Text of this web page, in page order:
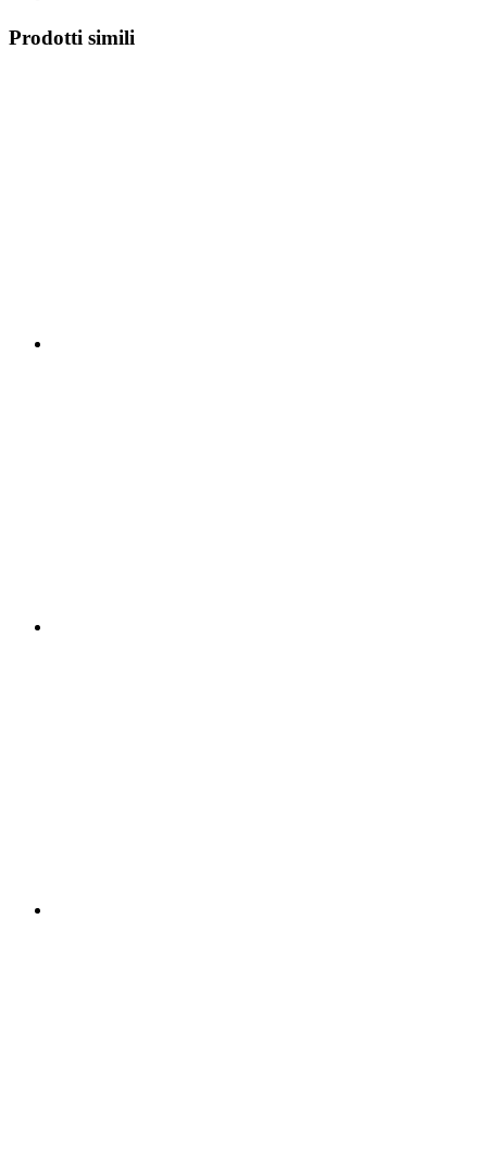
Prodotti simili